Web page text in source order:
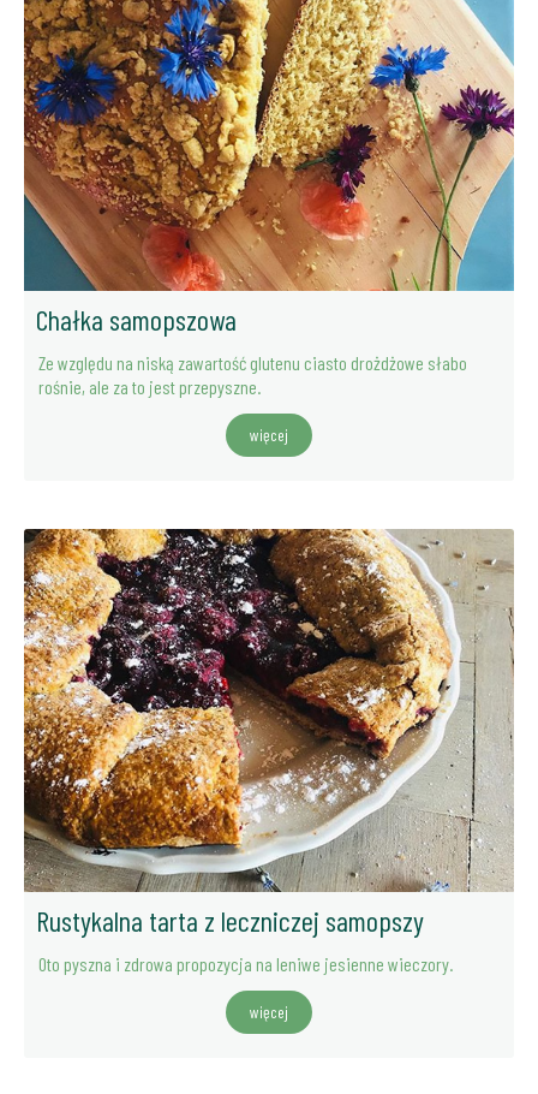
Chałka samopszowa
Ze względu na niską zawartość glutenu ciasto drożdżowe słabo
rośnie, ale za to jest przepyszne.
więcej
Rustykalna tarta z leczniczej samopszy
Oto pyszna i zdrowa propozycja na leniwe jesienne wieczory.
więcej